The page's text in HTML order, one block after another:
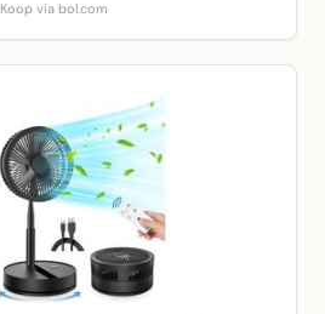
Koop via bol.com